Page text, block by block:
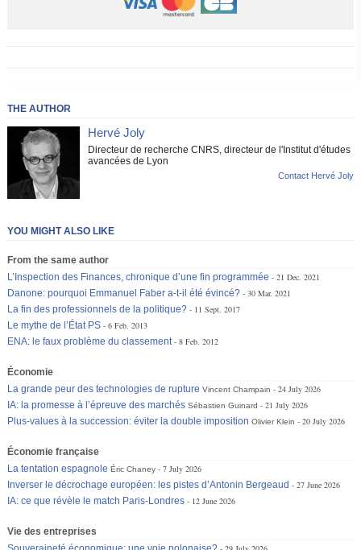
THE AUTHOR
Hervé Joly
Directeur de recherche CNRS, directeur de l'Institut d'études
avancées de Lyon
Contact Hervé Joly
YOU MIGHT ALSO LIKE
From the same author
L’Inspection des Finances, chronique d’une fin programmée
21 Dec. 2021
Danone: pourquoi Emmanuel Faber a-t-il été évincé?
30 Mar. 2021
La fin des professionnels de la politique?
11 Sept. 2017
Le mythe de l’État PS
6 Feb. 2013
ENA: le faux problème du classement
8 Feb. 2012
Économie
La grande peur des technologies de rupture Vincent Champain
24 July 2026
IA: la promesse à l’épreuve des marchés Sébastien Guinard
21 July 2026
Plus-values à la succession: éviter la double imposition Olivier Klein 20 July 2026
Économie française
La tentation espagnole Éric Chaney
7 July 2026
Inverser le décrochage européen: les pistes d’Antonin Bergeaud
27 June 2026
IA: ce que révèle le match Paris-Londres
12 June 2026
Vie des entreprises